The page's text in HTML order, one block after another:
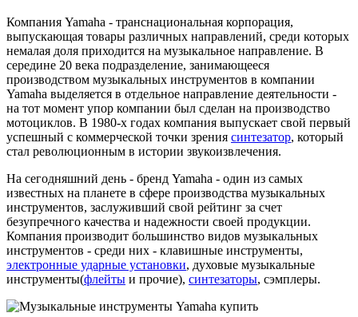
Компания Yamaha - транснациональная корпорация,
выпускающая товары различных направлений, среди которых
немалая доля приходится на музыкальное направление. В
середине 20 века подразделение, занимающееся
производством музыкальных инструментов в компании
Yamaha выделяется в отдельное направление деятельности -
на тот момент упор компании был сделан на производство
мотоциклов. В 1980-х годах компания выпускает свой первый
успешный с коммерческой точки зрения синтезатор, который
стал революционным в истории звукоизвлечения.
На сегодняшний день - бренд Yamaha - один из самых
известных на планете в сфере производства музыкальных
инструментов, заслуживший свой рейтинг за счет
безупречного качества и надежности своей продукции.
Компания производит большинство видов музыкальных
инструментов - среди них - клавишные инструменты,
электронные ударные установки, духовые музыкальные
инструменты(флейты и прочие), синтезаторы, сэмплеры.